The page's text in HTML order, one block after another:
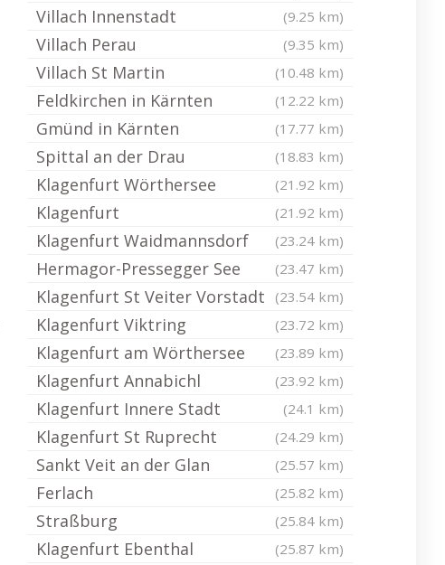
Villach Innenstadt (9.25 km)
Villach Perau (9.35 km)
Villach St Martin (10.48 km)
Feldkirchen in Kärnten (12.22 km)
Gmünd in Kärnten (17.77 km)
Spittal an der Drau (18.83 km)
Klagenfurt Wörthersee (21.92 km)
Klagenfurt (21.92 km)
Klagenfurt Waidmannsdorf (23.24 km)
Hermagor-Pressegger See (23.47 km)
Klagenfurt St Veiter Vorstadt (23.54 km)
Klagenfurt Viktring (23.72 km)
Klagenfurt am Wörthersee (23.89 km)
Klagenfurt Annabichl (23.92 km)
Klagenfurt Innere Stadt (24.1 km)
Klagenfurt St Ruprecht (24.29 km)
Sankt Veit an der Glan (25.57 km)
Ferlach (25.82 km)
Straßburg (25.84 km)
Klagenfurt Ebenthal (25.87 km)